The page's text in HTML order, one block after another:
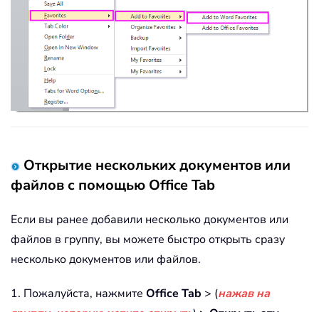
Открытие нескольких документов или
файлов с помощью Office Tab
Если вы ранее добавили несколько документов или
файлов в группу, вы можете быстро открыть сразу
несколько документов или файлов.
1. Пожалуйста, нажмите Office Tab > (нажав на